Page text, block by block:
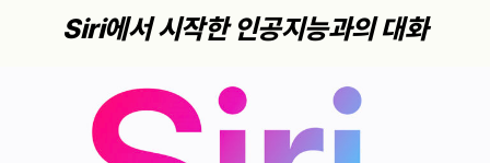
Siri에서 시작한 인공지능과의 대화